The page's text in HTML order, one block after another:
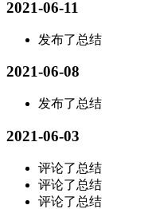
2021-06-11
发布了总结
2021-06-08
发布了总结
2021-06-03
评论了总结
评论了总结
评论了总结